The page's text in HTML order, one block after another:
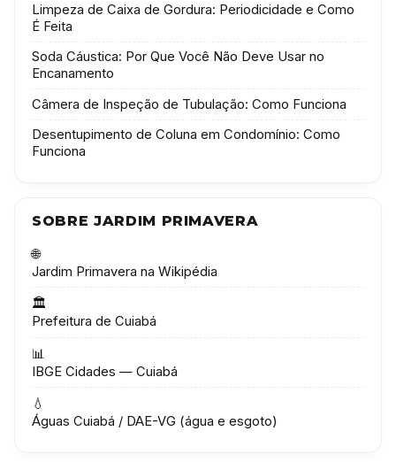
Limpeza de Caixa de Gordura: Periodicidade e Como
É Feita
Soda Cáustica: Por Que Você Não Deve Usar no
Encanamento
Câmera de Inspeção de Tubulação: Como Funciona
Desentupimento de Coluna em Condomínio: Como
Funciona
SOBRE JARDIM PRIMAVERA
🌐
Jardim Primavera na Wikipédia
🏛️
Prefeitura de Cuiabá
📊
IBGE Cidades — Cuiabá
💧
Águas Cuiabá / DAE-VG (água e esgoto)